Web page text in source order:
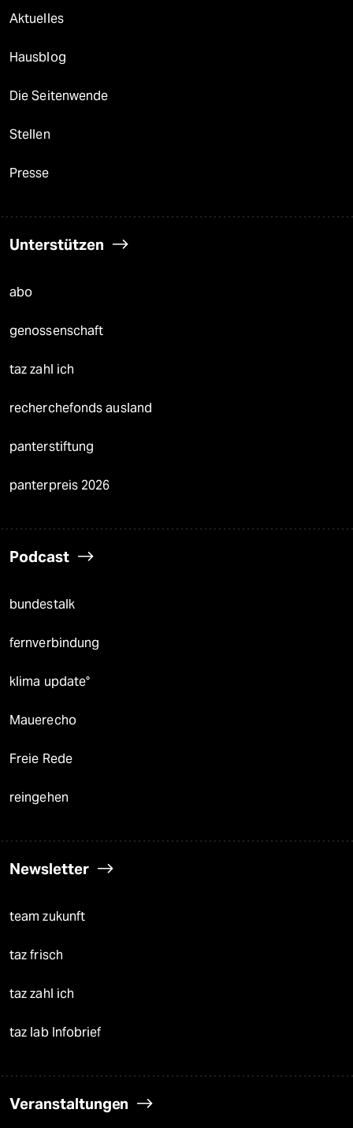
Aktuelles
Hausblog
Die Seitenwende
Stellen
Presse
Unterstützen
abo
genossenschaft
taz zahl ich
recherchefonds ausland
panterstiftung
panterpreis 2026
Podcast
bundestalk
fernverbindung
klima update°
Mauerecho
Freie Rede
reingehen
Newsletter
team zukunft
taz frisch
taz zahl ich
taz lab Infobrief
Veranstaltungen